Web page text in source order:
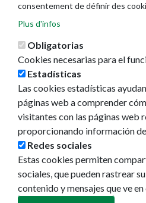
Ayuntamiento de Pamplona
Plaza Consistorial, s/n
31001 - Pamplona
948 420 100
pamplona@pamplona.es
Footer
menu
Aviso legal
Política de cookies
consentement de définir des
Plus d'infos
Obligatorias
Cookies necesarias para el
Estadísticas
Las cookies estadísticas
páginas web a comprender
visitantes con las páginas web
proporcionando información
Redes sociales
Estas cookies permiten
sociales, que pueden rastrear
contenido y mensajes que ve